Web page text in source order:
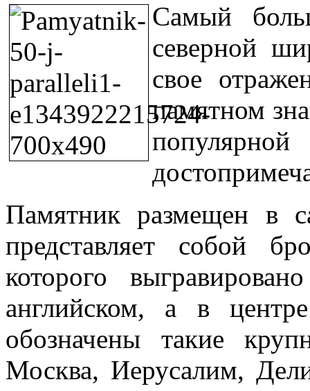
Самый
северной
свое
памятном
Памятник размещен в
представляет собой
которого
английском, а в
обозначены такие
Москва, Иерусалим,